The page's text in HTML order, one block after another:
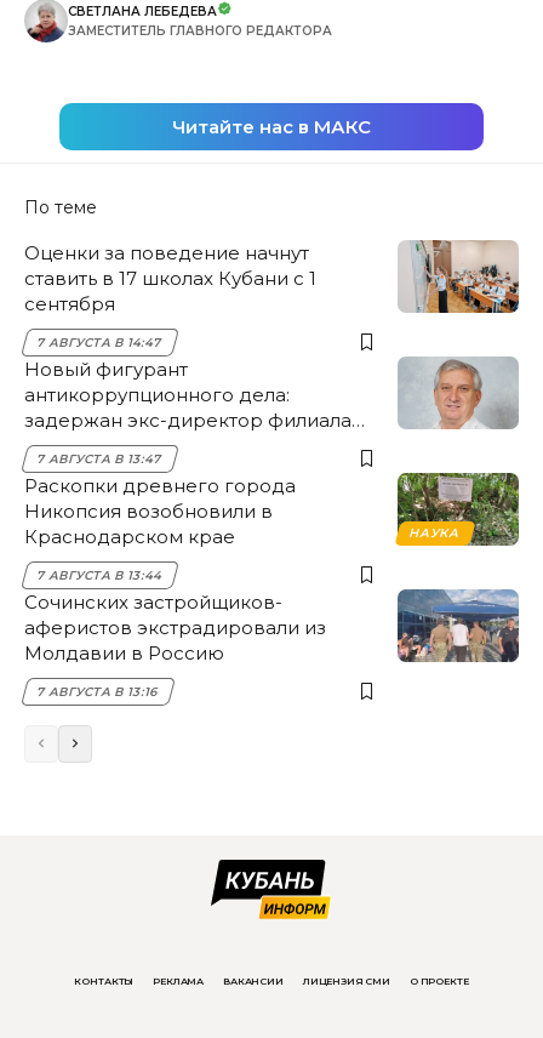
СВЕТЛАНА ЛЕБЕДЕВА
ЗАМЕСТИТЕЛЬ ГЛАВНОГО РЕДАКТОРА
Читайте нас в МАКС
По теме
Оценки за поведение начнут
ставить в 17 школах Кубани с 1
сентября
7 АВГУСТА В 14:47
Новый фигурант
антикоррупционного дела:
задержан экс-директор филиала
НЭСК Крымска
7 АВГУСТА В 13:47
НАУКА
Раскопки древнего города
Никопсия возобновили в
Краснодарском крае
7 АВГУСТА В 13:44
Сочинских застройщиков-
аферистов экстрадировали из
Молдавии в Россию
7 АВГУСТА В 13:16
КОНТАКТЫ РЕКЛАМА ВАКАНСИИ ЛИЦЕНЗИЯ СМИ О ПРОЕКТЕ